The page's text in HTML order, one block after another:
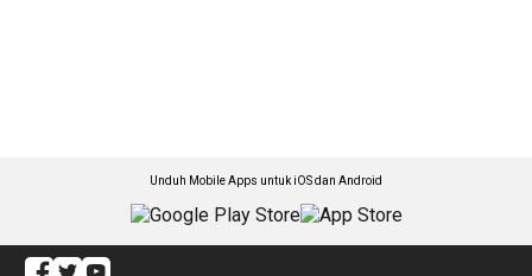
Unduh Mobile Apps untuk iOS dan Android